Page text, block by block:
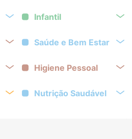
Infantil
Saúde e Bem Estar
Higiene Pessoal
Nutrição Saudável